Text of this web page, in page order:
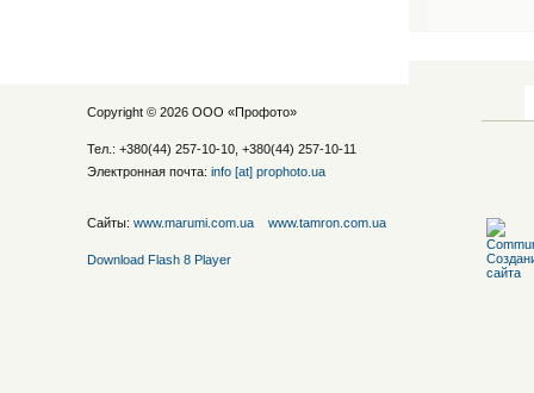
Copyright © 2026 ООО «Профото»
Тел.: +380(44) 257-10-10, +380(44) 257-10-11
Электронная почта: info [at] prophoto.ua
Сайты: www.marumi.com.ua www.tamron.com.ua
Download Flash 8 Player